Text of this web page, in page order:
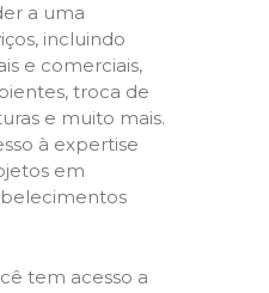
a uma
incluindo
e comerciais,
troca de
e muito mais.
à expertise
em
tem acesso a